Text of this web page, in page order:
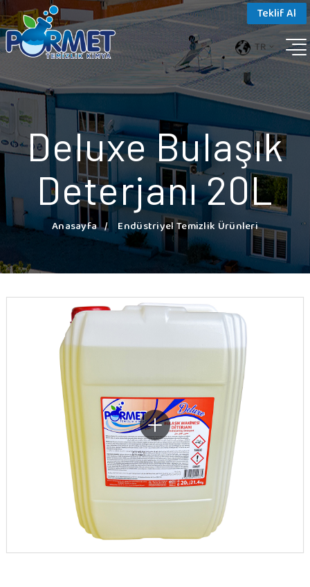
TR
Teklif Al
Deluxe Bulaşık
Deterjanı 20L
Anasayfa Endüstriyel Temizlik Ürünleri